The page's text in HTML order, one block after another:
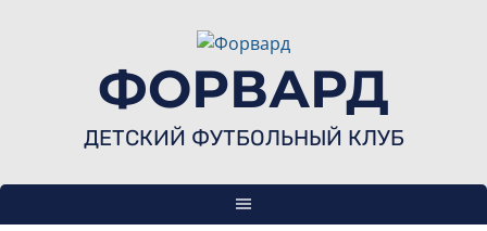
ФОРВАРД
ДЕТСКИЙ ФУТБОЛЬНЫЙ КЛУБ